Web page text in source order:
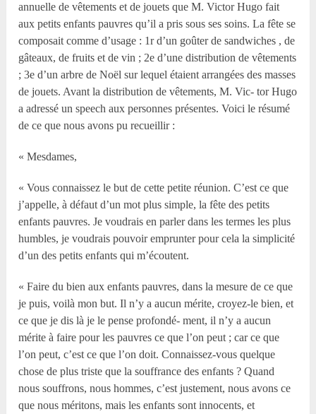
annuelle de vêtements et de jouets que M. Victor Hugo fait
aux petits enfants pauvres qu’il a pris sous ses soins. La fête se
composait comme d’usage : 1r d’un goûter de sandwiches , de
gâteaux, de fruits et de vin ; 2e d’une distribution de vêtements
; 3e d’un arbre de Noël sur lequel étaient arrangées des masses
de jouets. Avant la distribution de vêtements, M. Vic- tor Hugo
a adressé un speech aux personnes présentes. Voici le résumé
de ce que nous avons pu recueillir :
« Mesdames,
« Vous connaissez le but de cette petite réunion. C’est ce que
j’appelle, à défaut d’un mot plus simple, la fête des petits
enfants pauvres. Je voudrais en parler dans les termes les plus
humbles, je voudrais pouvoir emprunter pour cela la simplicité
d’un des petits enfants qui m’écoutent.
« Faire du bien aux enfants pauvres, dans la mesure de ce que
je puis, voilà mon but. Il n’y a aucun mérite, croyez-le bien, et
ce que je dis là je le pense profondé- ment, il n’y a aucun
mérite à faire pour les pauvres ce que l’on peut ; car ce que
l’on peut, c’est ce que l’on doit. Connaissez-vous quelque
chose de plus triste que la souffrance des enfants ? Quand
nous souffrons, nous hommes, c’est justement, nous avons ce
que nous méritons, mais les enfants sont innocents, et